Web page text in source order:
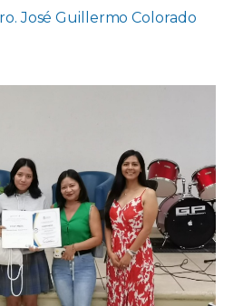
José Guillermo Colorado